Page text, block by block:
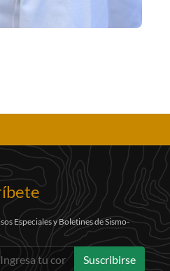
Especiales y Boletines de Sismo-
Suscribirse